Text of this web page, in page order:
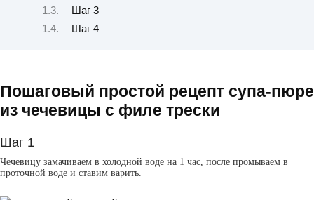
Шаг 3
Шаг 4
Пошаговый простой рецепт супа-пюре
из чечевицы с филе трески
Шаг 1
Чечевицу замачиваем в холодной воде на 1 час, после промываем в
проточной воде и ставим варить.